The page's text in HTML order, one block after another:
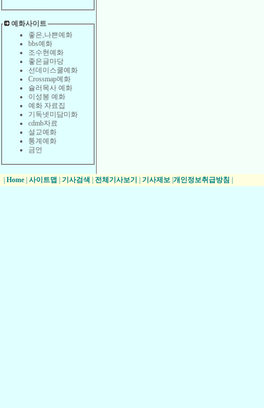
예화사이트
좋은,나쁜예화
bbs예화
조수현예화
좋은글마당
선데이스쿨예화
Crossmap예화
슐러목사 예화
이성봉 예화
예화 자료집
기독넷미담미화
cdmb자료
설교예화
통계예화
금언
Home 사이트맵 기사검색 전체기사보기 기사제보 개인정보취급방침